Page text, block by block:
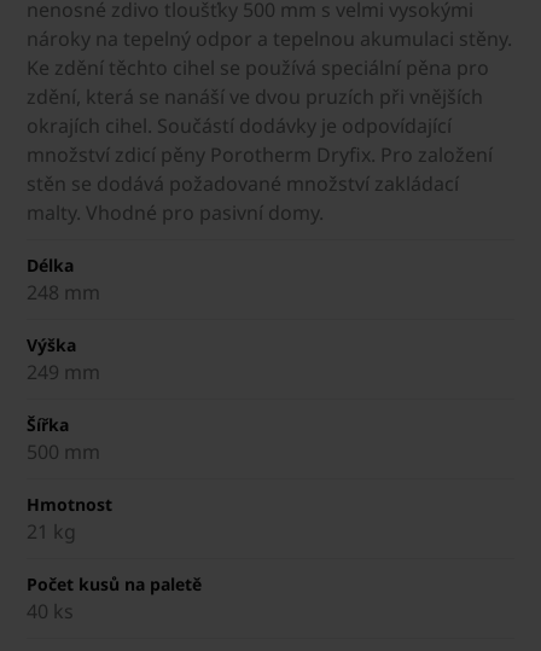
nenosné zdivo tloušťky 500 mm s velmi vysokými
nároky na tepelný odpor a tepelnou akumulaci stěny.
Ke zdění těchto cihel se používá speciální pěna pro
zdění, která se nanáší ve dvou pruzích při vnějších
okrajích cihel. Součástí dodávky je odpovídající
množství zdicí pěny Porotherm Dryfix. Pro založení
stěn se dodává požadované množství zakládací
malty. Vhodné pro pasivní domy.
Délka
248 mm
Výška
249 mm
Šířka
500 mm
Hmotnost
21 kg
Počet kusů na paletě
40 ks